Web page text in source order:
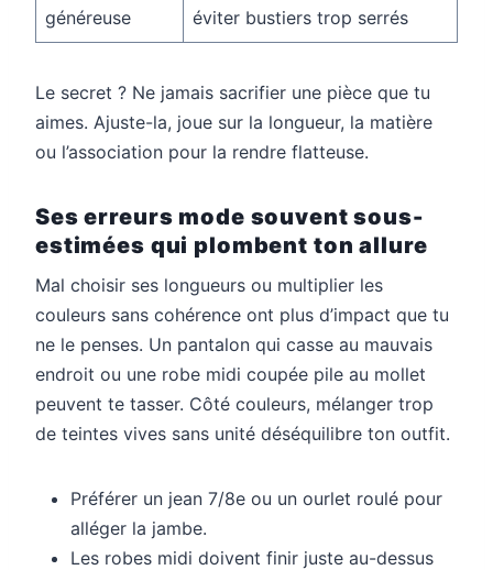
généreuse
éviter bustiers trop serrés
Le secret ? Ne jamais sacrifier une pièce que tu
aimes. Ajuste-la, joue sur la longueur, la matière
ou l’association pour la rendre flatteuse.
Ses erreurs mode souvent sous-
estimées qui plombent ton allure
Mal choisir ses longueurs ou multiplier les
couleurs sans cohérence ont plus d’impact que tu
ne le penses. Un pantalon qui casse au mauvais
endroit ou une robe midi coupée pile au mollet
peuvent te tasser. Côté couleurs, mélanger trop
de teintes vives sans unité déséquilibre ton outfit.
Préférer un jean 7/8e ou un ourlet roulé pour
alléger la jambe.
Les robes midi doivent finir juste au-dessus